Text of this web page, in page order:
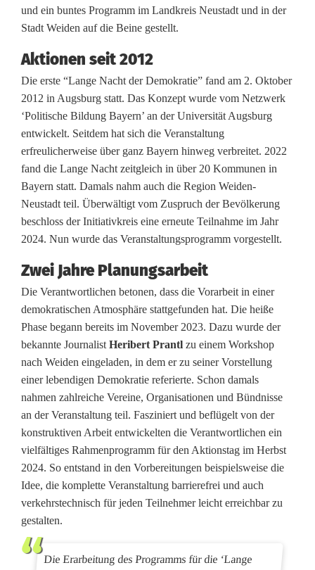
r
e
s
S
i
g
n
a
i
n
d
e
r
R
e
g
i
o
n
und ein buntes Programm im Landkreis Neustadt und in der
Stadt Weiden auf die Beine gestellt.
Aktionen seit 2012
Die erste “Lange Nacht der Demokratie” fand am 2. Oktober
2012 in Augsburg statt. Das Konzept wurde vom Netzwerk
‘Politische Bildung Bayern’ an der Universität Augsburg
entwickelt. Seitdem hat sich die Veranstaltung
erfreulicherweise über ganz Bayern hinweg verbreitet. 2022
fand die Lange Nacht zeitgleich in über 20 Kommunen in
Bayern statt. Damals nahm auch die Region Weiden-
Neustadt teil. Überwältigt vom Zuspruch der Bevölkerung
beschloss der Initiativkreis eine erneute Teilnahme im Jahr
2024. Nun wurde das Veranstaltungsprogramm vorgestellt.
Zwei Jahre Planungsarbeit
Die Verantwortlichen betonen, dass die Vorarbeit in einer
demokratischen Atmosphäre stattgefunden hat. Die heiße
Phase begann bereits im November 2023. Dazu wurde der
bekannte Journalist Heribert Prantl zu einem Workshop
nach Weiden eingeladen, in dem er zu seiner Vorstellung
einer lebendigen Demokratie referierte. Schon damals
nahmen zahlreiche Vereine, Organisationen und Bündnisse
an der Veranstaltung teil. Fasziniert und beflügelt von der
konstruktiven Arbeit entwickelten die Verantwortlichen ein
vielfältiges Rahmenprogramm für den Aktionstag im Herbst
2024. So entstand in den Vorbereitungen beispielsweise die
Idee, die komplette Veranstaltung barrierefrei und auch
verkehrstechnisch für jeden Teilnehmer leicht erreichbar zu
gestalten.
Die Erarbeitung des Programms für die ‘Lange